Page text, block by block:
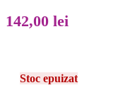
142,00 lei
Stoc epuizat